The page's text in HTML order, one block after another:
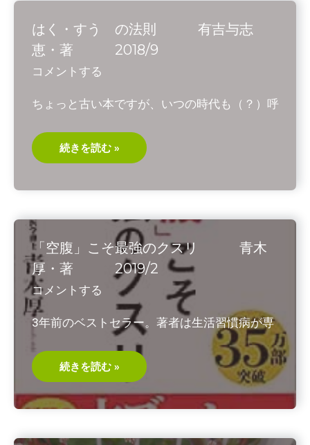
キ
ー
著
2020/12
はく・すう の法則 有吉与志
恵・著 2018/9
コメントする
ちょっと古い本ですが、いつの時代も（？）呼
は
く・
す
の
有
与
志
恵・
著
続きを読む »
「空腹」こそ最強のクスリ 青木
厚・著 2019/2
コメントする
3年前のベストセラー。著者は生活習慣病が専
「空
腹」
こ
そ
最
ク
続きを読む »